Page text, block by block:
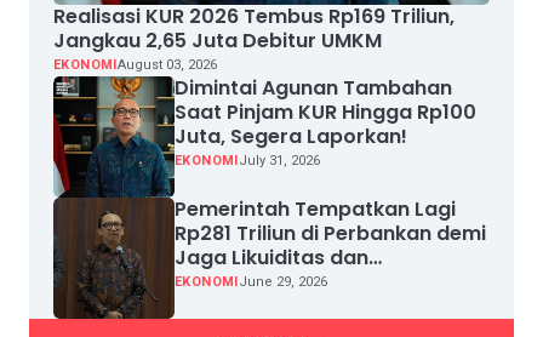
Realisasi KUR 2026 Tembus Rp169 Triliun,
Jangkau 2,65 Juta Debitur UMKM
EKONOMIAugust 03, 2026
Dimintai Agunan Tambahan
Saat Pinjam KUR Hingga Rp100
Juta, Segera Laporkan!
EKONOMIJuly 31, 2026
Pemerintah Tempatkan Lagi
Rp281 Triliun di Perbankan demi
Jaga Likuiditas dan
Pertumbuhan Kredit
EKONOMIJune 29, 2026